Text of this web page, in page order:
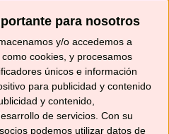
para nosotros
y/o accedemos a
cookies, y procesamos
únicos e información
para publicidad y contenido
y contenido,
de servicios. Con su
podemos utilizar datos de
todas las recetas
👩‍🍳👨‍🍳